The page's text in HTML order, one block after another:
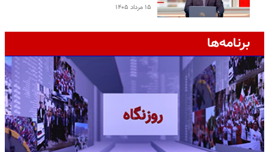
۱۵ مرداد ۱۴۰۵
برنامه‌ها